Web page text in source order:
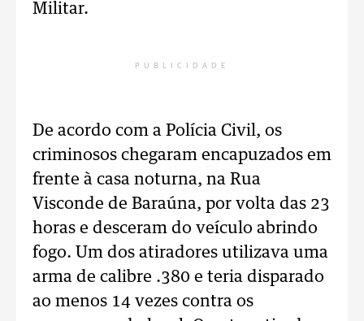
Militar.
PUBLICIDADE
De acordo com a Polícia Civil, os
criminosos chegaram encapuzados em
frente à casa noturna, na Rua
Visconde de Baraúna, por volta das 23
horas e desceram do veículo abrindo
fogo. Um dos atiradores utilizava uma
arma de calibre .380 e teria disparado
ao menos 14 vezes contra os